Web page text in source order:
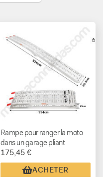
Rampe pour ranger la moto
dans un garage pliant
175,45 €
ACHETER